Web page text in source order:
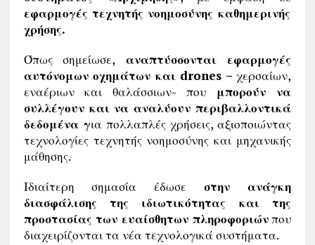
εφαρμογές τεχνητής νοημοσύνης καθημερινής
χρήσης.
Όπως σημείωσε, αναπτύσσονται εφαρμογές
αυτόνομων οχημάτων και drones –χερσαίων,
εναέριων και θαλάσσιων- που μπορούν να
συλλέγουν και να αναλύουν περιβαλλοντικά
δεδομένα για πολλαπλές χρήσεις, αξιοποιώντας
τεχνολογίες τεχνητής νοημοσύνης και μηχανικής
μάθησης.
Ιδιαίτερη σημασία έδωσε στην ανάγκη
διασφάλισης της ιδιωτικότητας και της
προστασίας των ευαίσθητων πληροφοριώνπου
διαχειρίζονται τα νέα τεχνολογικά συστήματα.